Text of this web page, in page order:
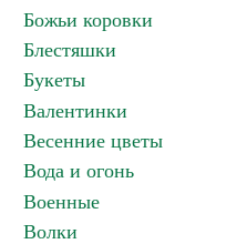
Божьи коровки
Блестяшки
Букеты
Валентинки
Весенние цветы
Вода и огонь
Военные
Волки